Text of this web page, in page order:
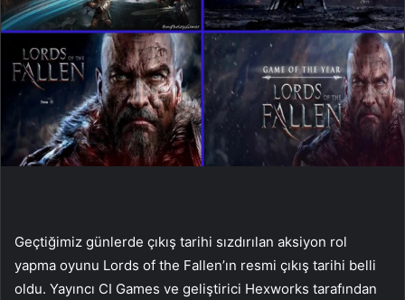
Geçtiğimiz günlerde çıkış tarihi sızdırılan aksiyon rol
yapma oyunu Lords of the Fallen’ın resmi çıkış tarihi belli
oldu. Yayıncı CI Games ve geliştirici Hexworks tarafından